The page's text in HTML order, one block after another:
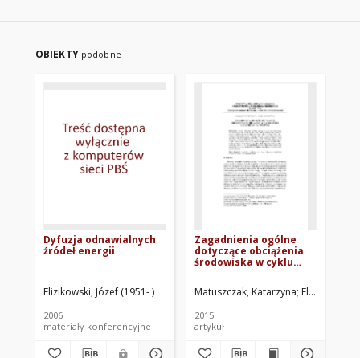
OBIEKTY podobne
Dyfuzja odnawialnych
źródeł energii
Flizikowski, Józef (1951- )
2006
materiały konferencyjne
Zagadnienia ogólne
dotyczące obciążenia
środowiska w cyklu
wiatrowej
Matuszczak, Katarzyna Flizikowski,
2015
artykuł